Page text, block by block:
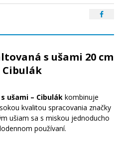
s ušami 20 cm
Cibulák
ušami – Cibulák kombinuje
kvalitou spracovania značky
ušiam sa s miskou jednoducho
používaní.